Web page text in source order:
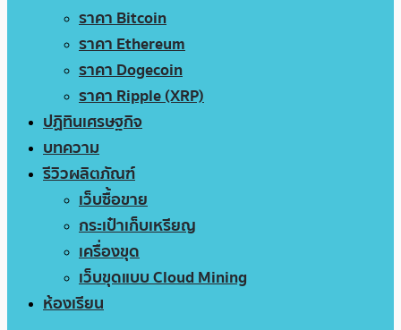
ราคา Bitcoin
ราคา Ethereum
ราคา Dogecoin
ราคา Ripple (XRP)
ปฏิทินเศรษฐกิจ
บทความ
รีวิวผลิตภัณฑ์
เว็บซื้อขาย
กระเป๋าเก็บเหรียญ
เครื่องขุด
เว็บขุดแบบ Cloud Mining
ห้องเรียน